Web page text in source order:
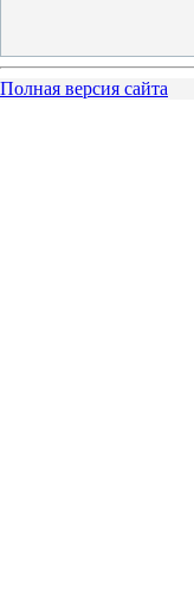
Полная версия сайта